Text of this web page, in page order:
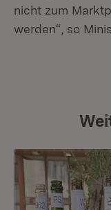
nicht zum
werden“, so